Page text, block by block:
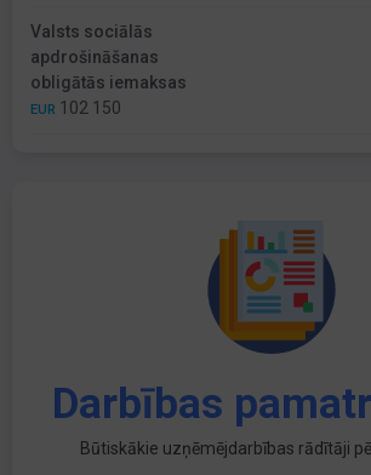
Valsts sociālās
apdrošināšanas
obligātās iemaksas
EUR 102 150
Darbības
Būtiskākie uzņēmējdarbības rādītāji